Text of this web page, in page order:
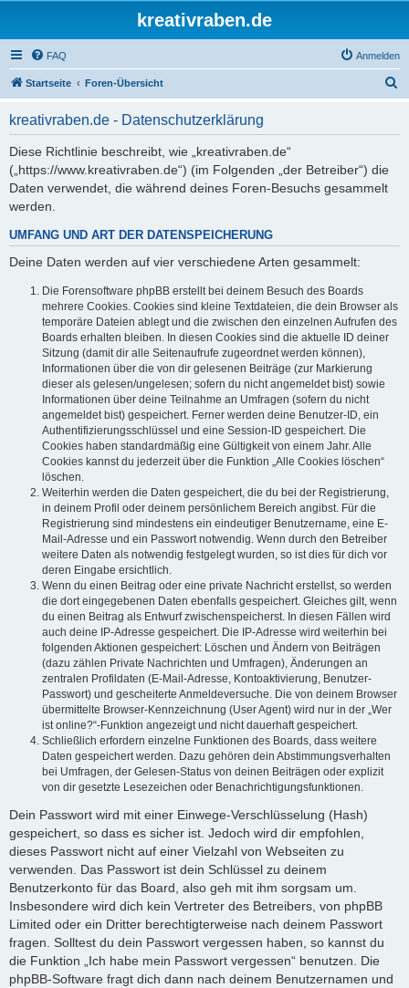
kreativraben.de
FAQ Anmelden
Startseite Foren-Übersicht
kreativraben.de - Datenschutzerklärung
Diese Richtlinie beschreibt, wie „kreativraben.de“
(„https://www.kreativraben.de“) (im Folgenden „der Betreiber“) die
Daten verwendet, die während deines Foren-Besuchs gesammelt
werden.
UMFANG UND ART DER DATENSPEICHERUNG
Deine Daten werden auf vier verschiedene Arten gesammelt:
Die Forensoftware phpBB erstellt bei deinem Besuch des Boards
mehrere Cookies. Cookies sind kleine Textdateien, die dein Browser als
temporäre Dateien ablegt und die zwischen den einzelnen Aufrufen des
Boards erhalten bleiben. In diesen Cookies sind die aktuelle ID deiner
Sitzung (damit dir alle Seitenaufrufe zugeordnet werden können),
Informationen über die von dir gelesenen Beiträge (zur Markierung
dieser als gelesen/ungelesen; sofern du nicht angemeldet bist) sowie
Informationen über deine Teilnahme an Umfragen (sofern du nicht
angemeldet bist) gespeichert. Ferner werden deine Benutzer-ID, ein
Authentifizierungsschlüssel und eine Session-ID gespeichert. Die
Cookies haben standardmäßig eine Gültigkeit von einem Jahr. Alle
Cookies kannst du jederzeit über die Funktion „Alle Cookies löschen“
löschen.
Weiterhin werden die Daten gespeichert, die du bei der Registrierung,
in deinem Profil oder deinem persönlichem Bereich angibst. Für die
Registrierung sind mindestens ein eindeutiger Benutzername, eine E-
Mail-Adresse und ein Passwort notwendig. Wenn durch den Betreiber
weitere Daten als notwendig festgelegt wurden, so ist dies für dich vor
deren Eingabe ersichtlich.
Wenn du einen Beitrag oder eine private Nachricht erstellst, so werden
die dort eingegebenen Daten ebenfalls gespeichert. Gleiches gilt, wenn
du einen Beitrag als Entwurf zwischenspeicherst. In diesen Fällen wird
auch deine IP-Adresse gespeichert. Die IP-Adresse wird weiterhin bei
folgenden Aktionen gespeichert: Löschen und Ändern von Beiträgen
(dazu zählen Private Nachrichten und Umfragen), Änderungen an
zentralen Profildaten (E-Mail-Adresse, Kontoaktivierung, Benutzer-
Passwort) und gescheiterte Anmeldeversuche. Die von deinem Browser
übermittelte Browser-Kennzeichnung (User Agent) wird nur in der „Wer
ist online?“-Funktion angezeigt und nicht dauerhaft gespeichert.
Schließlich erfordern einzelne Funktionen des Boards, dass weitere
Daten gespeichert werden. Dazu gehören dein Abstimmungsverhalten
bei Umfragen, der Gelesen-Status von deinen Beiträgen oder explizit
von dir gesetzte Lesezeichen oder Benachrichtigungsfunktionen.
Dein Passwort wird mit einer Einwege-Verschlüsselung (Hash)
gespeichert, so dass es sicher ist. Jedoch wird dir empfohlen,
dieses Passwort nicht auf einer Vielzahl von Webseiten zu
verwenden. Das Passwort ist dein Schlüssel zu deinem
Benutzerkonto für das Board, also geh mit ihm sorgsam um.
Insbesondere wird dich kein Vertreter des Betreibers, von phpBB
Limited oder ein Dritter berechtigterweise nach deinem Passwort
fragen. Solltest du dein Passwort vergessen haben, so kannst du
die Funktion „Ich habe mein Passwort vergessen“ benutzen. Die
phpBB-Software fragt dich dann nach deinem Benutzernamen und